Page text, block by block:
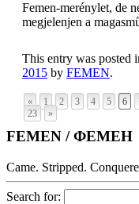
Femen-merénylet, de
megjelenjen a
This entry was posted
2015 by FEMEN.
« 1 2 3 4 5 6
23
»
FEMEN / ФЕМЕН
Came. Stripped.
Search for: